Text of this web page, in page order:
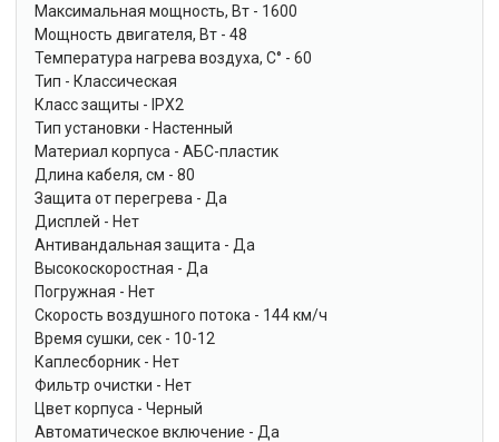
Максимальная мощность, Вт - 1600
Мощность двигателя, Вт - 48
Температура нагрева воздуха, C° - 60
Тип - Классическая
Класс защиты - IPX2
Тип установки - Настенный
Материал корпуса - АБС-пластик
Длина кабеля, см - 80
Защита от перегрева - Да
Дисплей - Нет
Антивандальная защита - Да
Высокоскоростная - Да
Погружная - Нет
Скорость воздушного потока - 144 км/ч
Время сушки, сек - 10-12
Каплесборник - Нет
Фильтр очистки - Нет
Цвет корпуса - Черный
Автоматическое включение - Да